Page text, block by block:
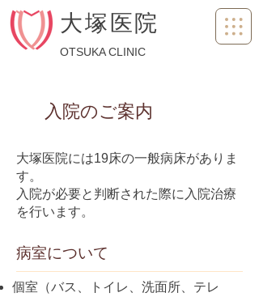
大塚医院
OTSUKA CLINIC
入院のご案内
大塚医院には19床の一般病床がありま
す。
入院が必要と判断された際に入院治療
を行います。​
病室について
個室 （バス、トイレ、洗面所、テレ